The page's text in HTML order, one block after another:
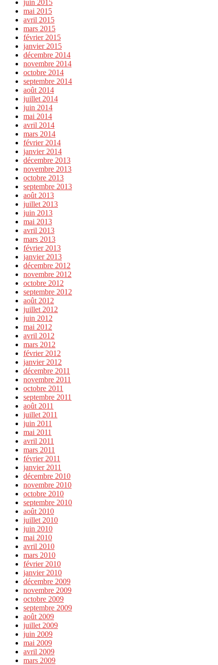
juin 2015
mai 2015
avril 2015
mars 2015
février 2015
janvier 2015
décembre 2014
novembre 2014
octobre 2014
septembre 2014
août 2014
juillet 2014
juin 2014
mai 2014
avril 2014
mars 2014
février 2014
janvier 2014
décembre 2013
novembre 2013
octobre 2013
septembre 2013
août 2013
juillet 2013
juin 2013
mai 2013
avril 2013
mars 2013
février 2013
janvier 2013
décembre 2012
novembre 2012
octobre 2012
septembre 2012
août 2012
juillet 2012
juin 2012
mai 2012
avril 2012
mars 2012
février 2012
janvier 2012
décembre 2011
novembre 2011
octobre 2011
septembre 2011
août 2011
juillet 2011
juin 2011
mai 2011
avril 2011
mars 2011
février 2011
janvier 2011
décembre 2010
novembre 2010
octobre 2010
septembre 2010
août 2010
juillet 2010
juin 2010
mai 2010
avril 2010
mars 2010
février 2010
janvier 2010
décembre 2009
novembre 2009
octobre 2009
septembre 2009
août 2009
juillet 2009
juin 2009
mai 2009
avril 2009
mars 2009